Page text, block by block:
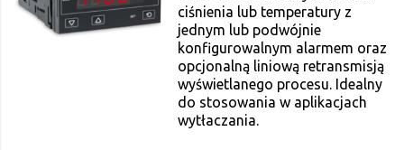
ciśnienia lub temperatury z
jednym lub podwójnie
konfigurowalnym alarmem oraz
opcjonalną liniową retransmisją
wyświetlanego procesu. Idealny
do stosowania w aplikacjach
wytłaczania.